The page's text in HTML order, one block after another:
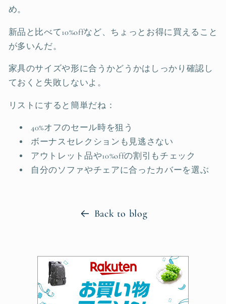
め。
新品と比べて10%offなど、ちょっとお得に買えること
が多いんだ。
家具のサイズや形に合うかどうかはしっかり確認し
ておくと失敗しないよ。
リストにすると簡単だね：
40%オフのセール時を狙う
ボーナスセレクションも見逃さない
アウトレット品や10%offの割引もチェック
自分のソファやチェアに合ったカバーを選ぶ
Back to blog